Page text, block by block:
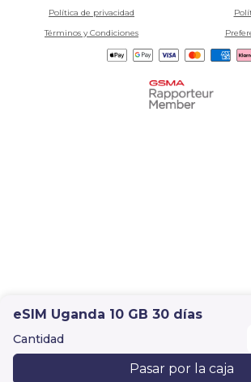
eSIM Uganda 10 GB 30 días
Cantidad
Pasar por la caja
Política de privacidad
Términos y Condiciones